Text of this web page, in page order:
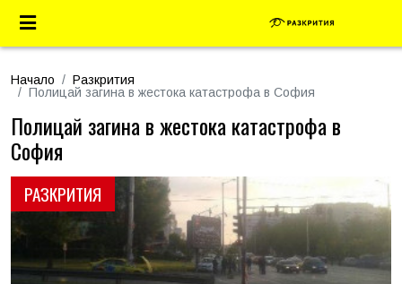
Начало
Разкрития
Полицай загина в жестока катастрофа в София
РАЗКРИТИЯ
Полицай загина в жестока катастрофа в
София